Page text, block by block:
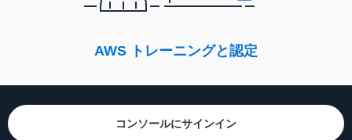
AWS トレーニングと認定
コンソールにサインイン